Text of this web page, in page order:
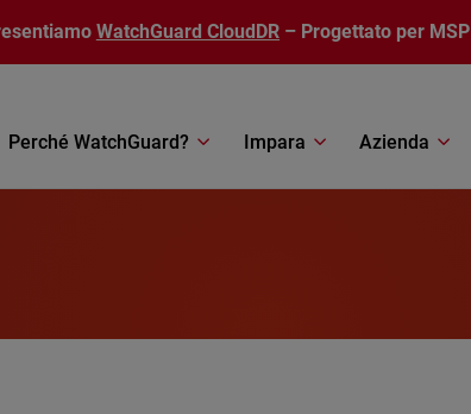
WatchGuard CloudDR – Progettato per MSP
Perché WatchGuard? Impara Azienda